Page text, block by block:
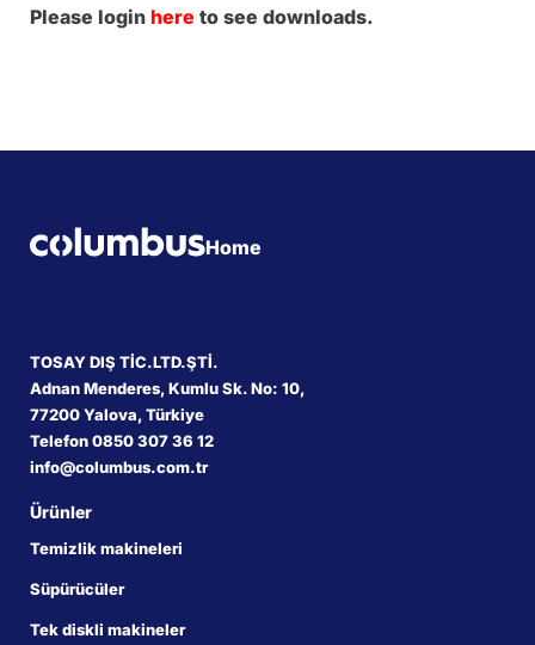
Please login here to see downloads.
Home
TOSAY DIŞ TİC.LTD.ŞTİ.
Adnan Menderes, Kumlu Sk. No: 10,
77200 Yalova, Türkiye
Telefon 0850 307 36 12
info@columbus.com.tr
Ürünler
Temizlik makineleri
Süpürücüler
Tek diskli makineler